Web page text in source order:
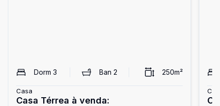
Dorm 3 Ban2 250m²
Casa
Casa Térrea à venda: